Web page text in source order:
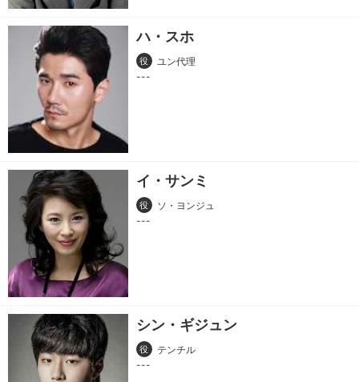
ハ・スホ
役 ユン代理
イ・サンミ
役 ソ・ヨンジュ
シン・ギジュン
役 テンチル